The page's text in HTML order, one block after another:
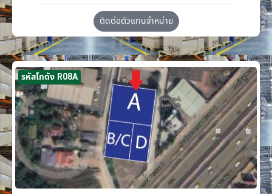
ติดต่อตัวแทนจำหน่าย
รหัสโกดัง R08A